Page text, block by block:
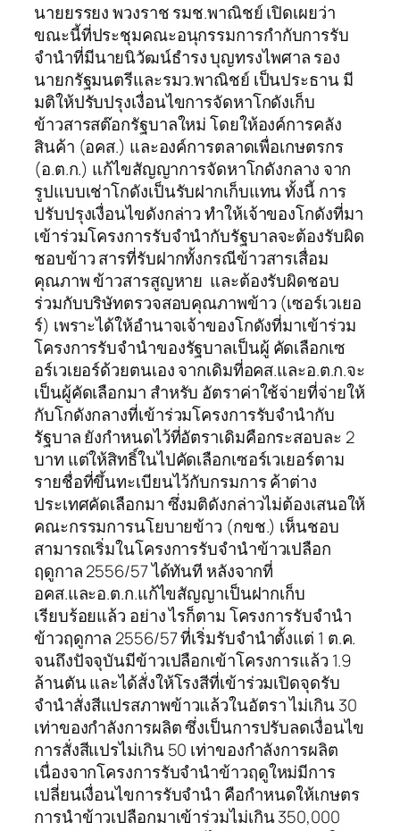
นายยรรยง พวงราช รมช.พาณิชย์ เปิดเผยว่า
ขณะนี้ที่ประชุมคณะอนุกรรมการกำกับการรับ
จำนำที่มีนายนิวัฒน์ธำรง บุญทรงไพศาล รอง
นายกรัฐมนตรีและรมว.พาณิชย์ เป็นประธาน มี
มติให้ปรับปรุงเงื่อนไขการจัดหาโกดังเก็บ
ข้าวสารสต๊อกรัฐบาลใหม่ โดยให้องค์การคลัง
สินค้า (อคส.) และองค์การตลาดเพื่อเกษตรกร
(อ.ต.ก.) แก้ไขสัญญาการจัดหาโกดังกลาง จาก
รูปแบบเช่าโกดังเป็นรับฝากเก็บแทน ทั้งนี้ การ
ปรับปรุงเงื่อนไขดังกล่าว ทำให้เจ้าของโกดังที่มา
เข้าร่วมโครงการรับจำนำกับรัฐบาลจะต้องรับผิด
ชอบข้าว สารที่รับฝากทั้งกรณีข้าวสารเสื่อม
คุณภาพ ข้าวสารสูญหาย และต้องรับผิดชอบ
ร่วมกับบริษัทตรวจสอบคุณภาพข้าว (เซอร์เวเยอ
ร์) เพราะได้ให้อำนาจเจ้าของโกดังที่มาเข้าร่วม
โครงการรับจำนำของรัฐบาลเป็นผู้ คัดเลือกเซ
อร์เวเยอร์ด้วยตนเอง จากเดิมที่อคส.และอ.ต.ก.จะ
เป็นผู้คัดเลือกมา สำหรับ อัตราค่าใช้จ่ายที่จ่ายให้
กับโกดังกลางที่เข้าร่วมโครงการรับจำนำกับ
รัฐบาล ยังกำหนดไว้ที่อัตราเดิมคือกระสอบละ 2
บาท แต่ให้สิทธิ์ในไปคัดเลือกเซอร์เวเยอร์ตาม
รายชื่อที่ขึ้นทะเบียนไว้กับกรมการ ค้าต่าง
ประเทศคัดเลือกมา ซึ่งมติดังกล่าวไม่ต้องเสนอให้
คณะกรรมการนโยบายข้าว (กขช.) เห็นชอบ
สามารถเริ่มในโครงการรับจำนำข้าวเปลือก
ฤดูกาล 2556/57 ได้ทันที หลังจากที่
อคส.และอ.ต.ก.แก้ไขสัญญาเป็นฝากเก็บ
เรียบร้อยแล้ว อย่าง ไรก็ตาม โครงการรับจำนำ
ข้าวฤดูกาล 2556/57 ที่เริ่มรับจำนำตั้งแต่ 1 ต.ค.
จนถึงปัจจุบันมีข้าวเปลือกเข้าโครงการแล้ว 1.9
ล้านตัน และได้สั่งให้โรงสีที่เข้าร่วมเปิดจุดรับ
จำนำสั่งสีแปรสภาพข้าวแล้วในอัตรา ไม่เกิน 30
เท่าของกำลังการผลิต ซึ่งเป็นการปรับลดเงื่อนไข
การสั่งสีแปรไม่เกิน 50 เท่าของกำลังการผลิต
เนื่องจากโครงการรับจำนำข้าวฤดูใหม่มีการ
เปลี่ยนเงื่อนไขการรับจำนำ คือกำหนดให้เกษตร
การนำข้าวเปลือกมาเข้าร่วมไม่เกิน 350,000